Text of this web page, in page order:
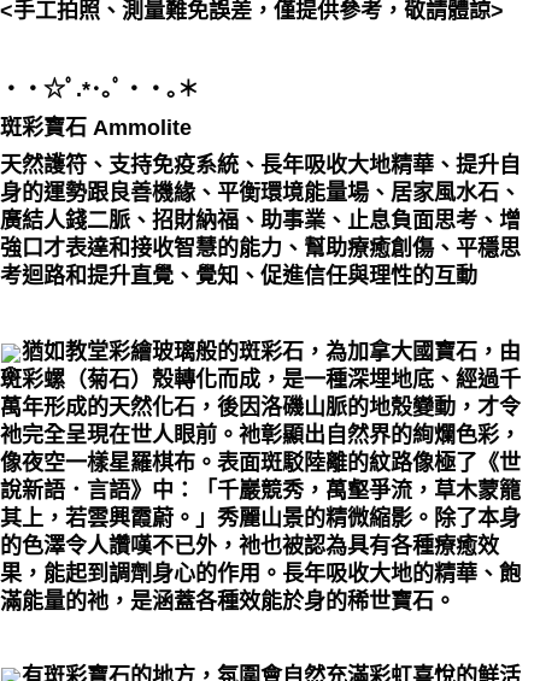
<手工拍照、測量難免誤差，僅提供參考，敬請體諒>
・・☆ﾟ⁠.⁠*⁠･⁠｡ﾟ・・｡＊
斑彩寶石 Ammolite
天然護符、支持免疫系統、長年吸收大地精華、提升自
身的運勢跟良善機緣、平衡環境能量場、居家風水石、
廣結人錢二脈、招財納福、助事業、止息負面思考、增
強口才表達和接收智慧的能力、幫助療癒創傷、平穩思
考迴路和提升直覺、覺知、促進信任與理性的互動
猶如教堂彩繪玻璃般的斑彩石，為加拿大國寶石，由
斑彩螺（菊石）殼轉化而成，是一種深埋地底、經過千
萬年形成的天然化石，後因洛磯山脈的地殼變動，才令
祂完全呈現在世人眼前。祂彰顯出自然界的絢爛色彩，
像夜空一樣星羅棋布。表面斑駁陸離的紋路像極了《世
說新語．言語》中：「千巖競秀，萬壑爭流，草木蒙籠
其上，若雲興霞蔚。」秀麗山景的精微縮影。除了本身
的色澤令人讚嘆不已外，祂也被認為具有各種療癒效
果，能起到調劑身心的作用。長年吸收大地的精華、飽
滿能量的祂，是涵蓋各種效能於身的稀世寶石。